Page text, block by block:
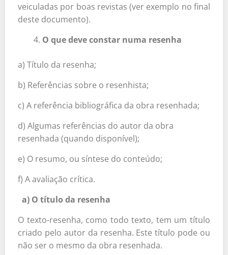
veiculadas por boas revistas (ver exemplo no final
deste documento).
O que deve constar numa resenha
a) Título da resenha;
b) Referências sobre o resenhista;
c) A referência bibliográfica da obra resenhada;
d) Algumas referências do autor da obra
resenhada (quando disponível);
e) O resumo, ou síntese do conteúdo;
f) A avaliação crítica.
a) O título da resenha
O texto-resenha, como todo texto, tem um título
criado pelo autor da resenha. Este título pode ou
não ser o mesmo da obra resenhada.